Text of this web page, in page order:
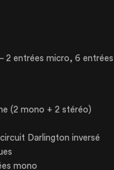
2 entrées micro, 6
(2 mono + 2 stéréo)
Darlington inversé
mono